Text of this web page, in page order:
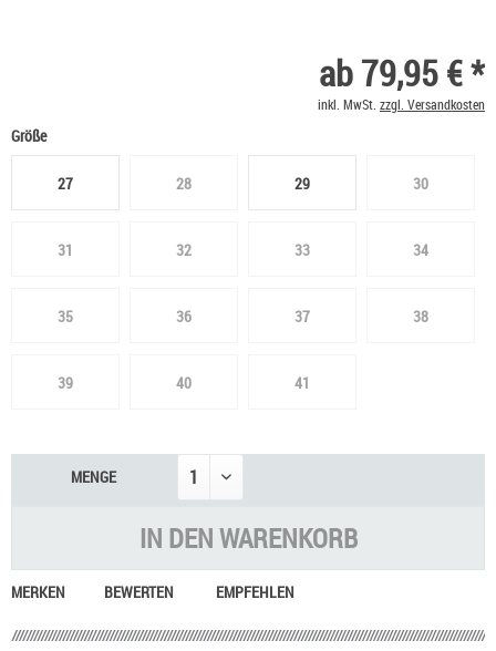
ab 79,95 € *
inkl. MwSt. zzgl. Versandkosten
Größe
27 28 29 30
31 32 33 34
35 36 37 38
39 40 41
MENGE
IN DENWARENKORB
MERKEN BEWERTEN EMPFEHLEN